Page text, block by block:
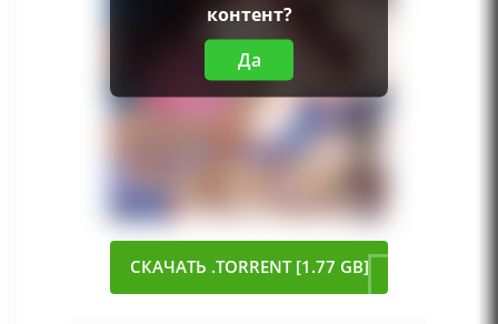
СКАЧАТЬ .TORRENT [1.77 GB]
контент?
Да